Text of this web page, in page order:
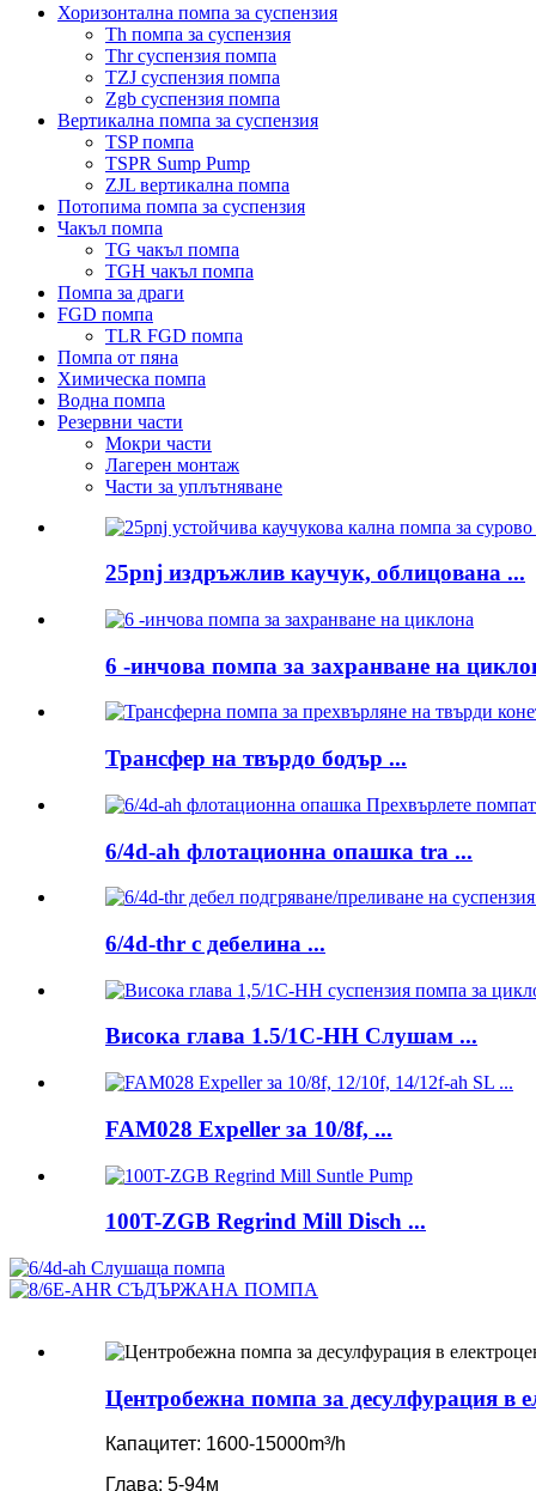
Хоризонтална помпа за суспензия
Th помпа за суспензия
Thr суспензия помпа
TZJ суспензия помпа
Zgb суспензия помпа
Вертикална помпа за суспензия
TSP помпа
TSPR Sump Pump
ZJL вертикална помпа
Потопима помпа за суспензия
Чакъл помпа
TG чакъл помпа
TGH чакъл помпа
Помпа за драги
FGD помпа
TLR FGD помпа
Помпа от пяна
Химическа помпа
Водна помпа
Резервни части
Мокри части
Лагерен монтаж
Части за уплътняване
25pnj издръжлив каучук, облицована ...
6 -инчова помпа за захранване на
Трансфер на твърдо бодър ...
6/4d-ah флотационна опашка tra ...
6/4d-thr с дебелина ...
Висока глава 1.5/1C-HH Слушам ...
FAM028 Expeller за 10/8f, ...
100T-ZGB Regrind Mill Disch ...
Центробежна помпа за десулфурация в
Капацитет: 1600-15000m³/h
Глава: 5-94м